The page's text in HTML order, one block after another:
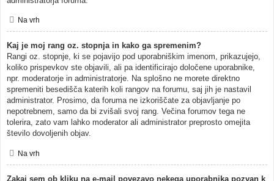
Na vrh
Kaj je moj rang oz. stopnja in kako ga spremenim?
Rangi oz. stopnje, ki se pojavijo pod uporabniškim imenom, prikazujejo,
koliko prispevkov ste objavili, ali pa identificirajo določene uporabnike,
npr. moderatorje in administratorje. Na splošno ne morete direktno
spremeniti besedišča katerih koli rangov na forumu, saj jih je nastavil
administrator. Prosimo, da foruma ne izkoriščate za objavljanje po
nepotrebnem, samo da bi zvišali svoj rang. Večina forumov tega ne
tolerira, zato vam lahko moderator ali administrator preprosto omejita
število dovoljenih objav.
Na vrh
Zakaj sem ob kliku na e-mail povezavo nekega uporabnika pozvan k